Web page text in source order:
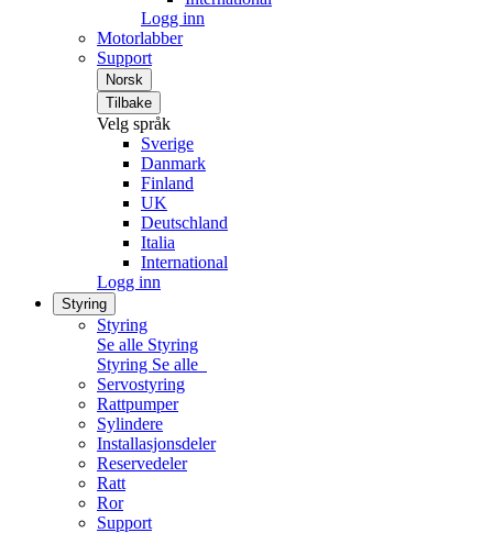
Logg inn
Motorlabber
Support
Norsk
Tilbake
Velg språk
Sverige
Danmark
Finland
UK
Deutschland
Italia
International
Logg inn
Styring
Styring
Se alle Styring
Styring Se alle
Servostyring
Rattpumper
Sylindere
Installasjonsdeler
Reservedeler
Ratt
Ror
Support